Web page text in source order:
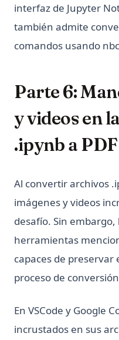
interfaz de Jupyter
también admite
comandos usando
Parte 6:
y videos en
.ipynb a PDF
Al convertir archivos
imágenes y videos
desafío. Sin
herramientas
capaces de
proceso de
En VSCode y Google
incrustados en sus